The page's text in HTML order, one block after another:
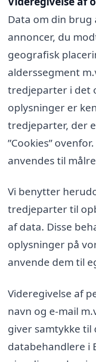
Data om din brug
annoncer, du
geografisk
alderssegment
tredjeparter i det
oplysninger er
tredjeparter, der
”Cookies”
anvendes til
Vi benytter
tredjeparter til
af data. Disse
oplysninger på
anvende dem til
Videregivelse af
navn og e-mail
giver samtykke til
databehandlere i